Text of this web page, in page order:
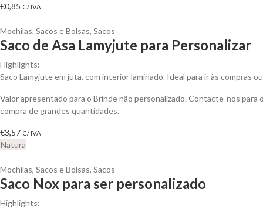
€0,85 C/ IVA
Mochilas, Sacos e Bolsas, Sacos
Saco de Asa Lamyjute para Personalizar
Highlights:
Saco Lamyjute em juta, com interior laminado. Ideal para ir às compras
Valor apresentado para o Brinde não personalizado. Contacte-nos para
compra de grandes quantidades.
€3,57 C/ IVA
Natura
Mochilas, Sacos e Bolsas, Sacos
Saco Nox para ser personalizado
Highlights: